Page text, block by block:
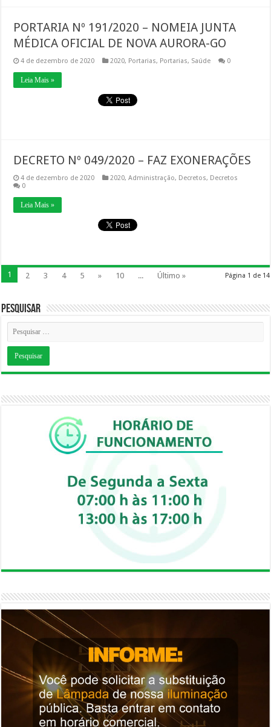
PORTARIA Nº 191/2020 – NOMEIA JUNTA
MÉDICA OFICIAL DE NOVA AURORA-GO
4 de dezembro de 2020 2020, Portarias, Portarias, Saúde 0
Leia Mais »
DECRETO Nº 049/2020 – FAZ EXONERAÇÕES
4 de dezembro de 2020 2020,Administração, Decretos, Decretos
0
Leia Mais »
Página 1 de 14
1 2 3 4 5 » 10 ... Último »
Pesquisar